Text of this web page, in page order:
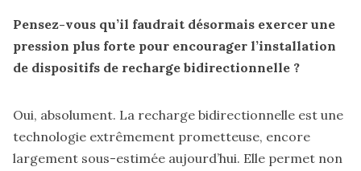
Pensez-vous qu’il faudrait désormais exercer une
pression plus forte pour encourager l’installation
de dispositifs de recharge bidirectionnelle ?
Oui, absolument. La recharge bidirectionnelle est une
technologie extrêmement prometteuse, encore
largement sous-estimée aujourd’hui. Elle permet non